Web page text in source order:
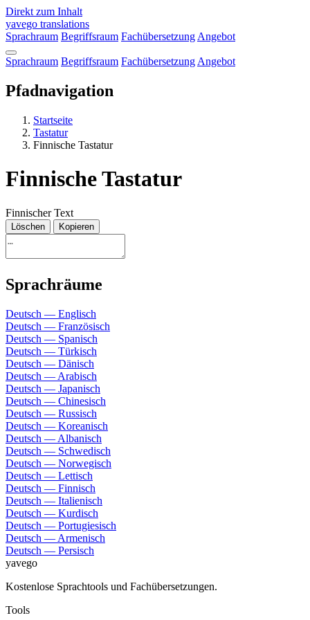
Direkt zum Inhalt
yavego translations
Sprachraum Begriffsraum Fachübersetzung Angebot
Sprachraum Begriffsraum Fachübersetzung Angebot
Pfadnavigation
Startseite
Tastatur
Finnische Tastatur
Finnische Tastatur
Finnischer Text
Löschen Kopieren
Sprachräume
Deutsch — Englisch
Deutsch — Französisch
Deutsch — Spanisch
Deutsch — Türkisch
Deutsch — Dänisch
Deutsch — Arabisch
Deutsch — Japanisch
Deutsch — Chinesisch
Deutsch — Russisch
Deutsch — Koreanisch
Deutsch — Albanisch
Deutsch — Schwedisch
Deutsch — Norwegisch
Deutsch — Lettisch
Deutsch — Finnisch
Deutsch — Italienisch
Deutsch — Kurdisch
Deutsch — Portugiesisch
Deutsch — Armenisch
Deutsch — Persisch
yavego
Kostenlose Sprachtools und Fachübersetzungen.
Tools